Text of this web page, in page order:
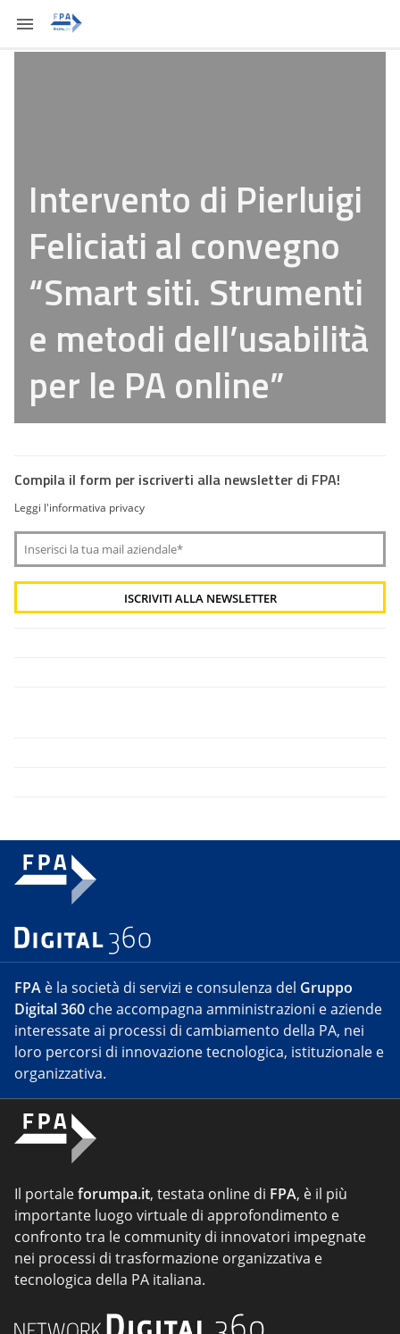
Intervento di Pierluigi
Feliciati al convegno
“Smart siti. Strumenti
e metodi dell’usabilità
per le PA online”
Compila il form per iscriverti alla newsletter di FPA!
Leggi l'informativa privacy
FPA è la società di servizi e consulenza del Gruppo
Digital 360 che accompagna amministrazioni e aziende
interessate ai processi di cambiamento della PA, nei
loro percorsi di innovazione tecnologica, istituzionale e
organizzativa.
Il portaleforumpa.it, testata online di FPA, è il più
importante luogo virtuale di approfondimento e
confronto tra le community di innovatori impegnate
nei processi di trasformazione organizzativa e
tecnologica della PA italiana.